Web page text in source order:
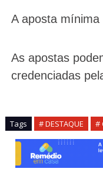
A aposta
As apostas
credenciadas
Tags # DESTAQUE #